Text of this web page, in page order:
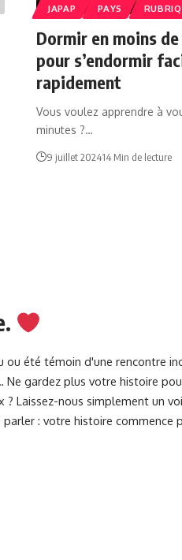
JAPAP PAYS
Dormir en moins
pour s’endormir
rapidement
Vous voulez apprendre à
minutes ?…
9 juillet 202414 Min de lecture
ou été témoin d'une rencontre
Ne gardez plus votre histoire
Laissez-nous simplement un
: votre histoire commence